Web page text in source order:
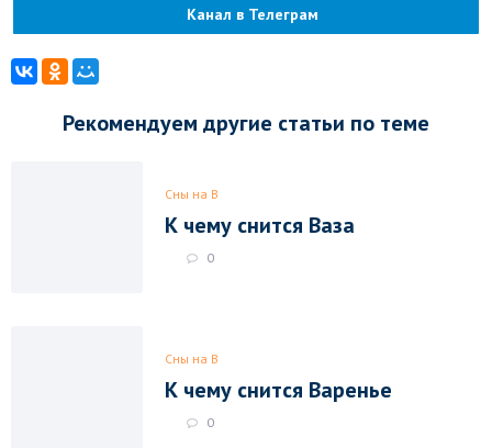
Канал в Телеграм
Рекомендуем другие статьи по теме
Сны на В
К чему снится Ваза
0
Сны на В
К чему снится Варенье
0